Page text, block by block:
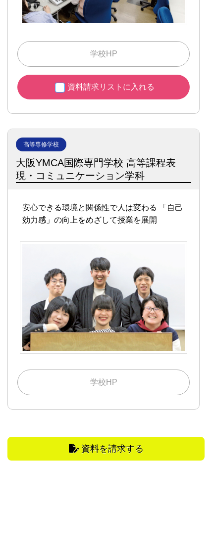
資料を請求する
学校HP
資料請求リストに入れる
高等専修学校
大阪YMCA国際専門学校 高等課程表
現・コミュニケーション学科
安心できる環境と関係性で人は変わる
「自己
効力感」の向上をめざして授業を展開
学校HP